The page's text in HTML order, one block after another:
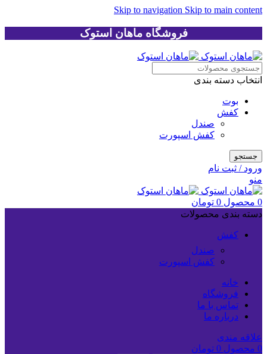
Skip to navigation Skip to main content
فروشگاه ماهان استوک
انتخاب دسته بندی
بوت
کفش
صندل
کفش اسپورت
جستجو
ورود / ثبت نام
منو
0 محصول 0 تومان
دسته بندی محصولات
کفش
صندل
کفش اسپورت
خانه
فروشگاه
تماس با ما
درباره ما
علاقه مندی
0 محصول 0 تومان